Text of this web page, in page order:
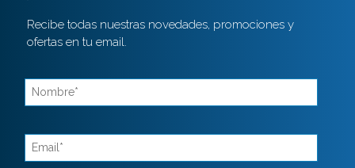
Recibe todas nuestras novedades, promociones y
ofertas en tu email.